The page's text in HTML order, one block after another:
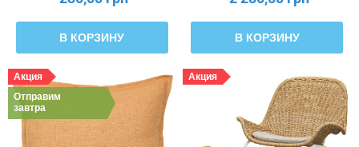
В КОРЗИНУ В КОРЗИНУ
Акция
Отправим
завтра
Акция